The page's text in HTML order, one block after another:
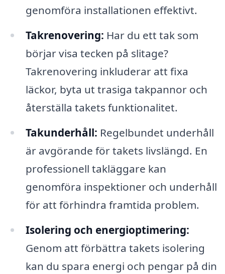
genomföra installationen effektivt.
Takrenovering: Har du ett tak som
börjar visa tecken på slitage?
Takrenovering inkluderar att fixa
läckor, byta ut trasiga takpannor och
återställa takets funktionalitet.
Takunderhåll: Regelbundet underhåll
är avgörande för takets livslängd. En
professionell takläggare kan
genomföra inspektioner och underhåll
för att förhindra framtida problem.
Isolering och energioptimering:
Genom att förbättra takets isolering
kan du spara energi och pengar på din